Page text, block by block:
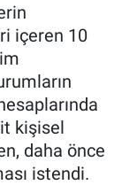
içeren 10
kişisel
daha önce
istendi.